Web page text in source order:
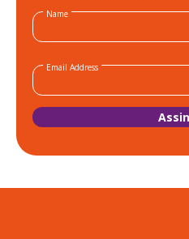
Name
Email Address